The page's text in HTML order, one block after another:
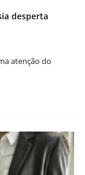
desperta
atenção do